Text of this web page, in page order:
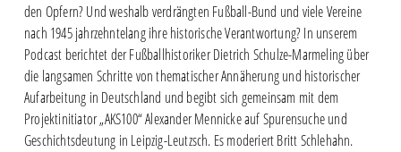
den Opfern? Und weshalb verdrängten Fußball-Bund und viele Vereine
nach 1945 jahrzehntelang ihre historische Verantwortung? In unserem
Podcast berichtet der Fußballhistoriker Dietrich Schulze-Marmeling über
die langsamen Schritte von thematischer Annäherung und historischer
Aufarbeitung in Deutschland und begibt sich gemeinsam mit dem
Projektinitiator „AKS100“ Alexander Mennicke auf Spurensuche und
Geschichtsdeutung in Leipzig-Leutzsch. Es moderiert Britt Schlehahn.